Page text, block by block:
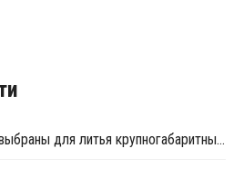
Российские компаунды выбраны для литья крупногабаритных автокомпонентов BELGEE